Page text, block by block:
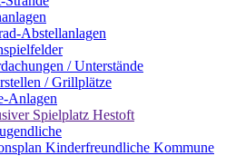
Abstellanlagen
/ Unterstände
/ Grillplätze
Anlagen
Spielplatz Hestoft
Kinderfreundliche Kommune